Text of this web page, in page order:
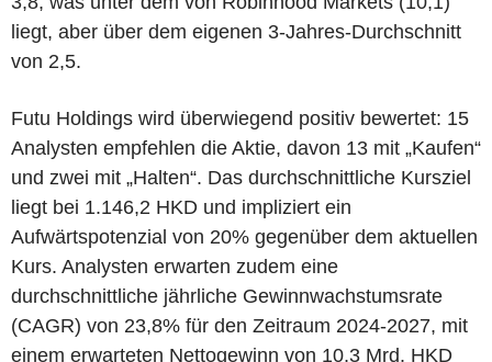
liegt, aber über dem eigenen 3-Jahres-Durchschnitt
von 2,5.
Futu Holdings wird überwiegend positiv bewertet: 15
Analysten empfehlen die Aktie, davon 13 mit „Kaufen“
und zwei mit „Halten“. Das durchschnittliche Kursziel
liegt bei 1.146,2 HKD und impliziert ein
Aufwärtspotenzial von 20% gegenüber dem aktuellen
Kurs. Analysten erwarten zudem eine
durchschnittliche jährliche Gewinnwachstumsrate
(CAGR) von 23,8% für den Zeitraum 2024-2027, mit
einem erwarteten Nettogewinn von 10,3 Mrd. HKD